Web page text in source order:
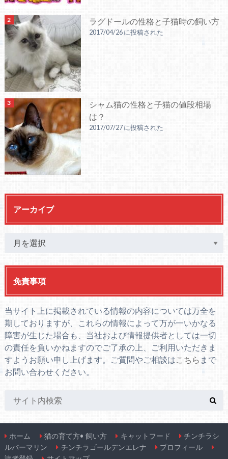
ラグドールの性格と子猫時の飼い方
2017/04/26 に投稿された
シャム猫の性格と子猫の値段相場
は？
2017/07/27 に投稿された
アーカイブ
免責事項
当サイト上に掲載されている情報の内容については万全を
期しておりますが、これらの情報によって万が一いかなる
障害が生じた場合も、当社および情報提供者としては一切
の責任を負いかねますのでご了承の上、ご利用いただきま
すようお願い申し上げます。ご質問やご相談はこちら まで
お問い合わせください。
ホーム 猫の育て方• 飼い方 キャットフード
チンチラシ
ルバーマリン
チンチラゴールデンエレナ
プロフィール